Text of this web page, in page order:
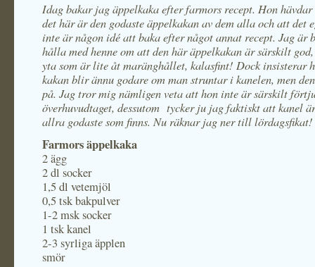
Idag bakar jag äppelkaka efter farmors recept. Hon
det här är den godaste äppelkakan av dem alla och att det
inte är någon idé att baka efter något annat recept. Jag är
hålla med henne om att den här äppelkakan är särskilt
yta som är lite åt maränghållet, kalasfint! Dock insisterar
kakan blir ännu godare om man struntar i kanelen, men
på. Jag tror mig nämligen veta att hon inte är särskilt
överhuvudtaget, dessutom tycker ju jag faktiskt att kanel
allra godaste som finns. Nu räknar jag ner till lördagsfikat!
Farmors äppelkaka
2 ägg
2 dl socker
1,5 dl vetemjöl
0,5 tsk bakpulver
1-2 msk socker
1 tsk kanel
2-3 syrliga äpplen
smör